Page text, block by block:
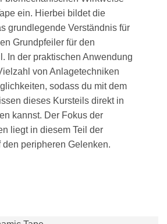
ein. Hierbei bildet die
grundlegende Verständnis für
Grundpfeiler für den
In der praktischen Anwendung
von Anlagetechniken
sodass du mit dem
dieses Kursteils direkt in
kannst. Der Fokus der
liegt in diesem Teil der
peripheren Gelenken.